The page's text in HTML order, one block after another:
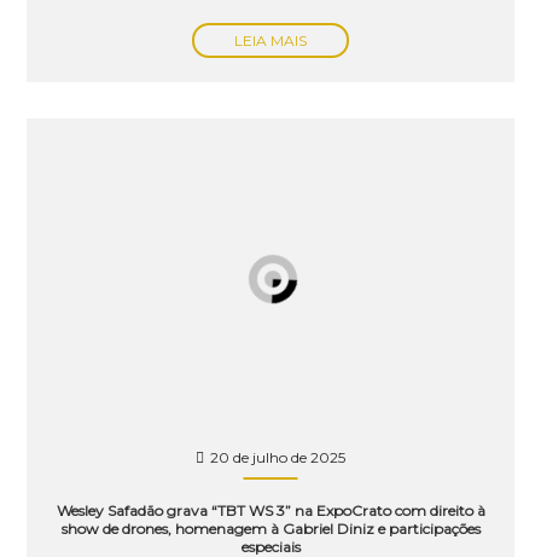
LEIA MAIS
20 de julho de 2025
Wesley Safadão grava “TBT WS 3” na ExpoCrato com direito à
show de drones, homenagem à Gabriel Diniz e participações
especiais